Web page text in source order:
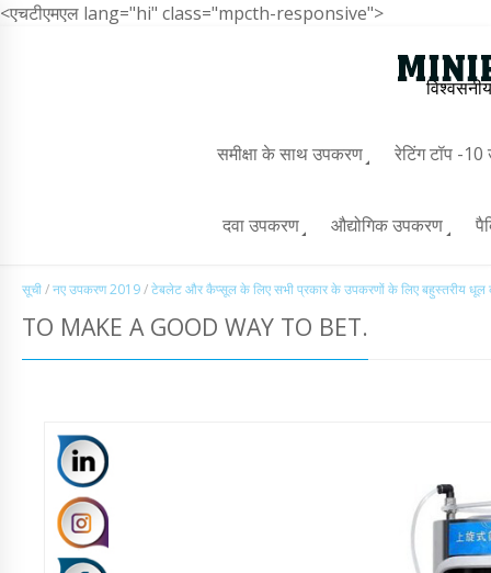
<एचटीएमएल lang="hi" class="mpcth-responsive">
समीक्षा के साथ उपकरण रेटिंग टॉप -
दवा उपकरण औद्योगिक उपकरण
सूची/नए उपकरण 2019/टेबलेट और कैप्सूल के लिए सभी प्रकार के उपकरणों के लिए बहुस्तरीय
TO MAKE A GOOD WAY TO BET.